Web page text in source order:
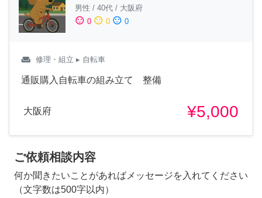
男性 / 40代 / 大阪府
sentiment_satisfied 0 sentiment_neutral 0 sentiment_dissatisfied 0
weekend 修理・組立 ▸ 自転車
通販購入自転車の組み立て 整備
大阪府 ¥5,000
ご依頼相談内容
何か聞きたいことがあればメッセージを入れてください
（文字数は500字以内）